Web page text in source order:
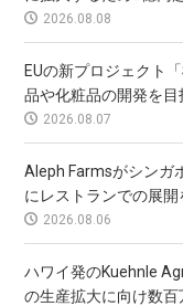
2026.08.08
EUの新プロジェクト
品や化粧品の開発を目
2026.08.07
Aleph Farmsがシンガ
にレストランでの展開
2026.08.06
ハワイ発のKuehnle
の生産拡大に向け数百